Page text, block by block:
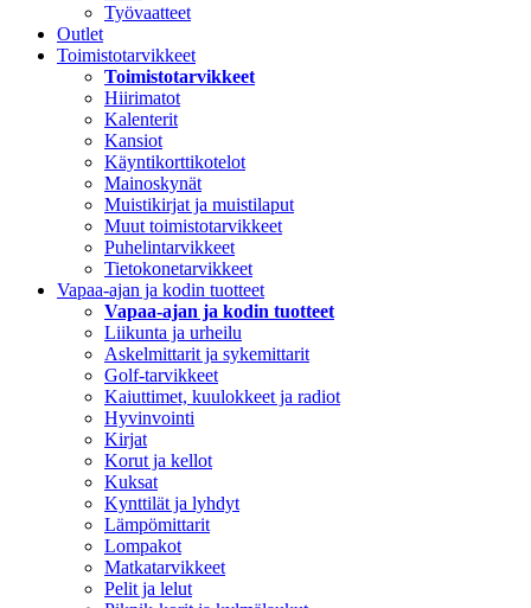
Työvaatteet
Outlet
Toimistotarvikkeet
Toimistotarvikkeet
Hiirimatot
Kalenterit
Kansiot
Käyntikorttikotelot
Mainoskynät
Muistikirjat ja muistilaput
Muut toimistotarvikkeet
Puhelintarvikkeet
Tietokonetarvikkeet
Vapaa-ajan ja kodin tuotteet
Vapaa-ajan ja kodin tuotteet
Liikunta ja urheilu
Askelmittarit ja sykemittarit
Golf-tarvikkeet
Kaiuttimet, kuulokkeet ja radiot
Hyvinvointi
Kirjat
Korut ja kellot
Kuksat
Kynttilät ja lyhdyt
Lämpömittarit
Lompakot
Matkatarvikkeet
Pelit ja lelut